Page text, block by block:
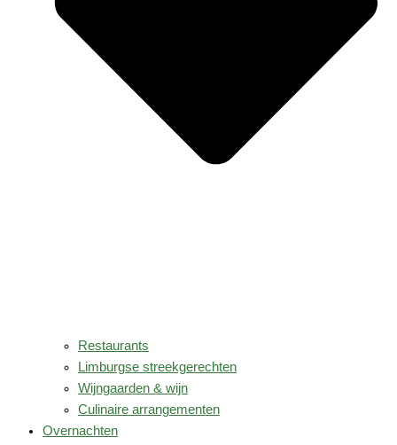
Restaurants
Limburgse streekgerechten
Wijngaarden & wijn
Culinaire arrangementen
Overnachten